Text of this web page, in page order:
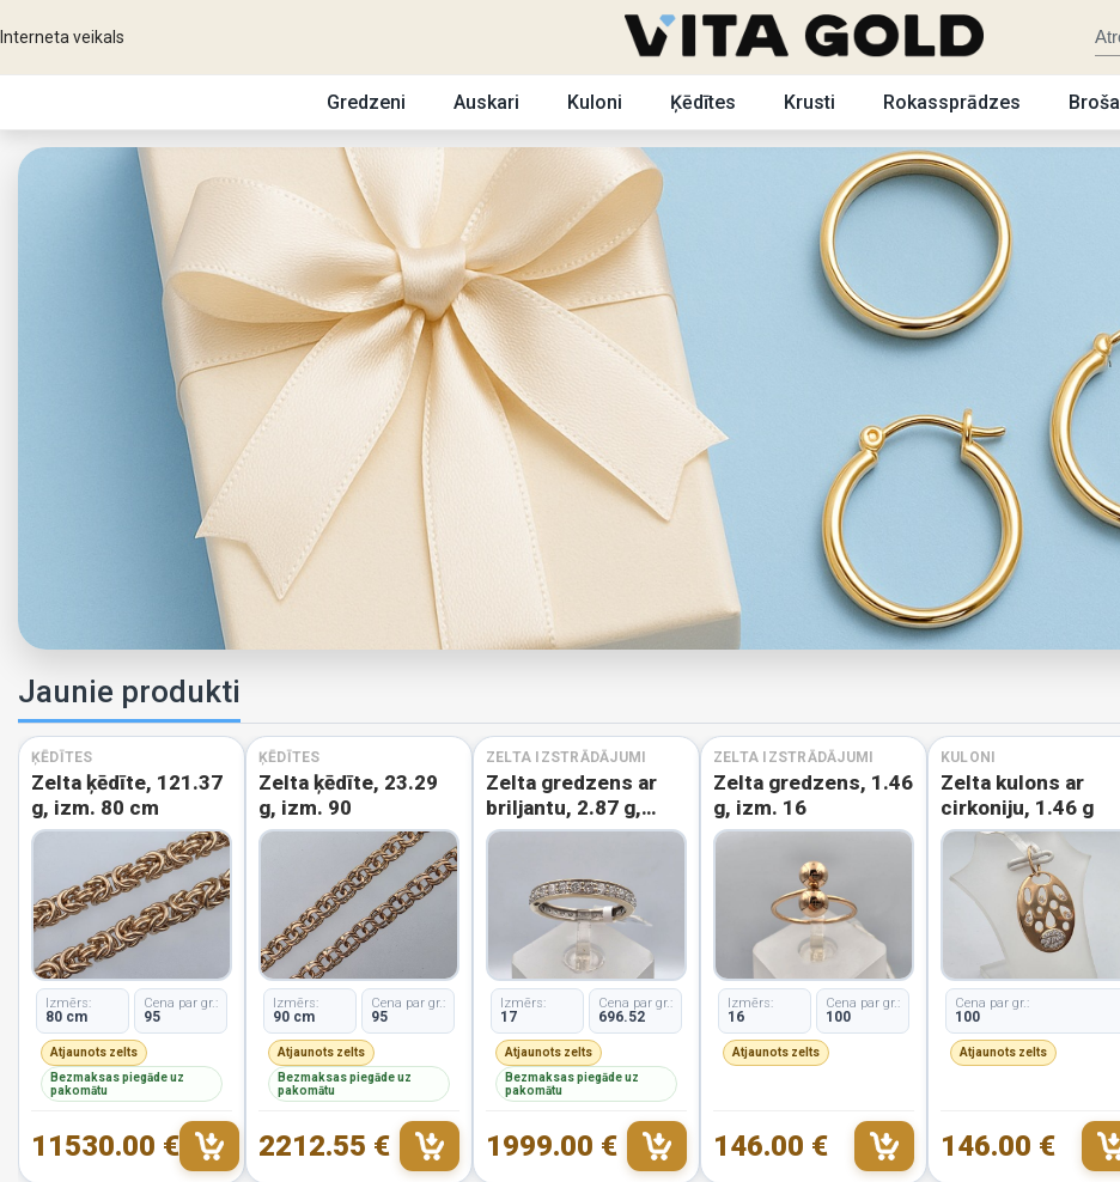
Interneta veikals
Gredzeni Auskari Kuloni Ķēdītes Krusti Rokassprādzes Broša
Jaunie produkti
ĶĒDĪTES
Zelta ķēdīte, 121.37
g, izm. 80 cm
Izmērs:
80 cm
Cena par gr.:
95
Atjaunots zelts
Bezmaksas piegāde uz
pakomātu
11530.00 €
ĶĒDĪTES
Zelta ķēdīte, 23.29
g, izm. 90
Izmērs:
90 cm
Cena par gr.:
95
Atjaunots zelts
Bezmaksas piegāde uz
pakomātu
2212.55 €
ZELTA IZSTRĀDĀJUMI
Zelta gredzens ar
briljantu, 2.87 g,
izm. 17
Izmērs:
17
Cena par gr.:
696.52
Atjaunots zelts
Bezmaksas piegāde uz
pakomātu
1999.00 €
ZELTA IZSTRĀDĀJUMI
Zelta gredzens, 1.46
g, izm. 16
Izmērs:
16
Cena par gr.:
100
Atjaunots zelts
146.00 €
KULONI
Zelta kulons ar
cirkoniju, 1.46 g
Cena par gr.:
100
Atjaunots zelts
146.00 €